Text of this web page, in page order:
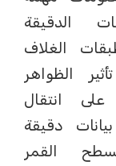
الدقيقة
الغلاف
الظواهر
على انتقال
دقيقة
القمر